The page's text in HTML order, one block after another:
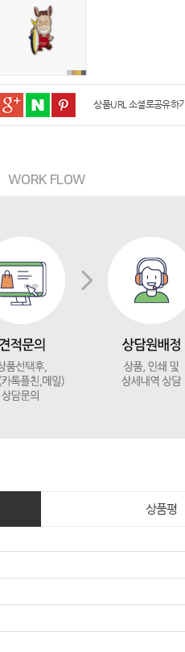
상품URL 소셜로공유하기
WORK FLOW
상품평